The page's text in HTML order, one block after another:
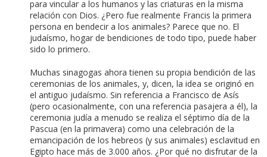
para vincular a los humanos y las criaturas en la misma
relación con Dios. ¿Pero fue realmente Francis la primera
persona en bendecir a los animales? Parece que no. El
judaísmo, hogar de bendiciones de todo tipo, puede haber
sido lo primero.
Muchas sinagogas ahora tienen su propia bendición de las
ceremonias de los animales, y, dicen, la idea se originó en
el antiguo judaísmo. Sin referencia a Francisco de Asís
(pero ocasionalmente, con una referencia pasajera a él), la
ceremonia judía a menudo se realiza el séptimo día de la
Pascua (en la primavera) como una celebración de la
emancipación de los hebreos (y sus animales) esclavitud en
Egipto hace más de 3.000 años. ¿Por qué no disfrutar de la